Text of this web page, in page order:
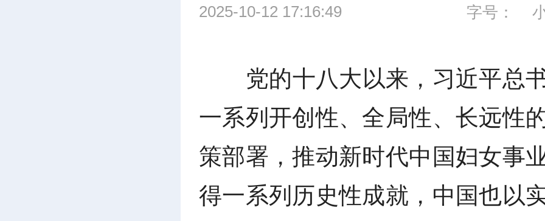
2025-10-12 17:16:49 字号：
党的十八大以来，习近平总
一系列开创性、全局性、长远性
策部署，推动新时代中国妇女事
得一系列历史性成就，中国也以